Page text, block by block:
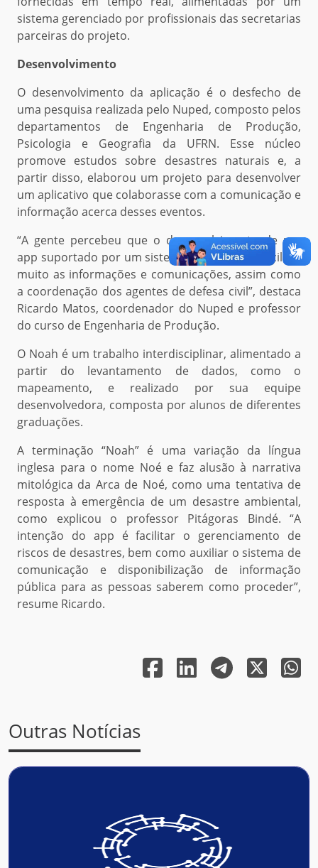
sistema gerenciado por profissionais das secretarias
parceiras do projeto.
Desenvolvimento
O desenvolvimento da aplicação é o desfecho de
uma pesquisa realizada pelo Nuped, composto pelos
departamentos de Engenharia de Produção,
Psicologia e Geografia da UFRN. Esse núcleo
promove estudos sobre desastres naturais e, a
partir disso, elaborou um projeto para desenvolver
um aplicativo que colaborasse com a comunicação e
informação acerca desses eventos.
“A gente percebeu que o desenvolvimento de um
app suportado por um sistema web poderia facilitar
muito as informações e comunicações, assim como
a coordenação dos agentes de defesa civil”, destaca
Ricardo Matos, coordenador do Nuped e professor
do curso de Engenharia de Produção.
O Noah é um trabalho interdisciplinar, alimentado a
partir do levantamento de dados, como o
mapeamento, e realizado por sua equipe
desenvolvedora, composta por alunos de diferentes
graduações.
A terminação “Noah” é uma variação da língua
inglesa para o nome Noé e faz alusão à narrativa
mitológica da Arca de Noé, como uma tentativa de
resposta à emergência de um desastre ambiental,
como explicou o professor Pitágoras Bindé. “A
intenção do app é facilitar o gerenciamento de
riscos de desastres, bem como auxiliar o sistema de
comunicação e disponibilização de informação
pública para as pessoas saberem como proceder”,
resume Ricardo.
Outras Notícias